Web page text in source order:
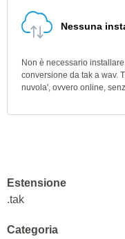
Nessuna
Non è necessario
conversione da tak a wav.
nuvola', ovvero online,
Estensione
.tak
Categoria